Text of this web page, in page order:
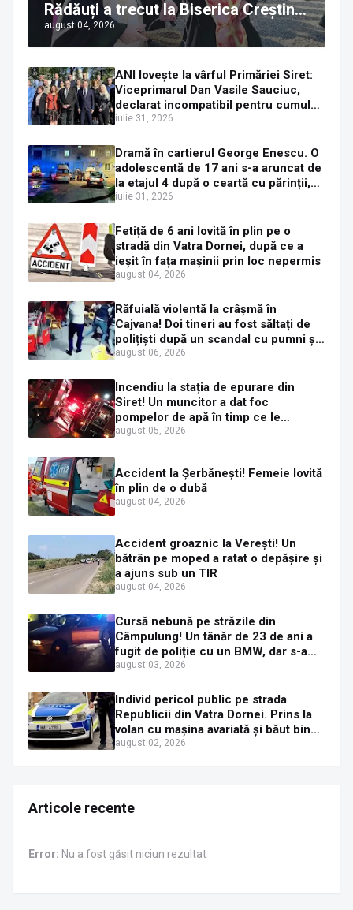
Rădăuți a trecut la Biserica Creștină
Ortodoxă Valahă. ÎPS Calinic anunță
că îi pregătește judecata canonică
august 04, 2026
ANI lovește la vârful Primăriei Siret:
Viceprimarul Dan Vasile Sauciuc,
declarat incompatibil pentru cumul
de funcții
iulie 31, 2026
Dramă în cartierul George Enescu. O
adolescentă de 17 ani s-a aruncat de
la etajul 4 după o ceartă cu părinții,
pe fondul consumului de alcool în
iulie 31, 2026
Fetiță de 6 ani lovită în plin pe o
stradă din Vatra Dornei, după ce a
ieșit în fața mașinii prin loc nepermis
august 04, 2026
Răfuială violentă la crâșmă în
Cajvana! Doi tineri au fost săltați de
polițiști după un scandal cu pumni și
mașini distruse
august 06, 2026
Incendiu la stația de epurare din
Siret! Un muncitor a dat foc
pompelor de apă în timp ce le
alimenta cu combustibil
august 05, 2026
Accident la Șerbănești! Femeie lovită
în plin de o dubă
august 04, 2026
Accident groaznic la Verești! Un
bătrân pe moped a ratat o depășire și
a ajuns sub un TIR
august 04, 2026
Cursă nebună pe străzile din
Câmpulung! Un tânăr de 23 de ani a
fugit de poliție cu un BMW, dar s-a
oprit într-un gard de pe strada
august 03, 2026
Individ pericol public pe strada
Republicii din Vatra Dornei. Prins la
volan cu mașina avariată și băut bine,
în plină zi
august 02, 2026
Articole recente
Error: Nu a fost găsit niciun rezultat